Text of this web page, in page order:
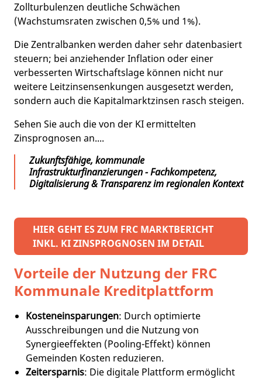
Zollturbulenzen deutliche Schwächen
(Wachstumsraten zwischen 0,5% und 1%).
Die Zentralbanken werden daher sehr datenbasiert
steuern; bei anziehender Inflation oder einer
verbesserten Wirtschaftslage können nicht nur
weitere Leitzinsensenkungen ausgesetzt werden,
sondern auch die Kapitalmarktzinsen rasch steigen.
Sehen Sie auch die von der KI ermittelten
Zinsprognosen an....
Zukunftsfähige, kommunale
Infrastrukturfinanzierungen - Fachkompetenz,
Digitalisierung & Transparenz im regionalen Kontext
HIER GEHT ES ZUM FRC MARKTBERICHT
INKL. KI ZINSPROGNOSEN IM DETAIL
Vorteile der Nutzung der FRC
Kommunale Kreditplattform
Kosteneinsparungen: Durch optimierte
Ausschreibungen und die Nutzung von
Synergieeffekten (Pooling-Effekt) können
Gemeinden Kosten reduzieren.
Zeitersparnis: Die digitale Plattform ermöglicht